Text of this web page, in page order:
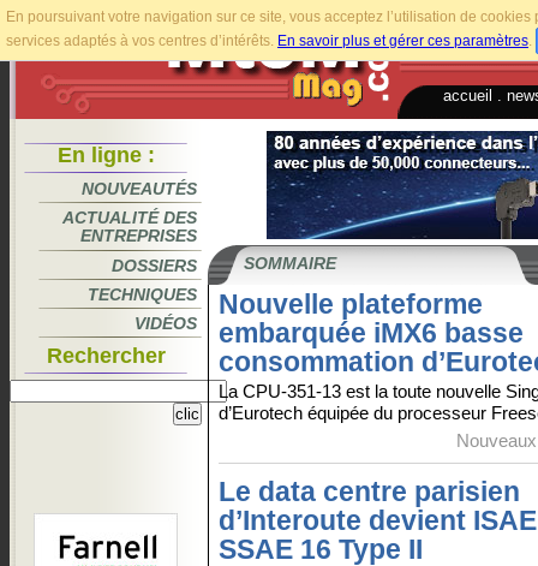
En poursuivant votre navigation sur ce site, vous acceptez l’utilisation de
services adaptés à vos centres d’intérêts. En savoir plus et gérer ces paramètres.
accueil
En ligne :
NOUVEAUTÉS
ACTUALITÉ DES
ENTREPRISES
DOSSIERS
TECHNIQUES
VIDÉOS
Rechercher
SOMMAIRE
Nouvelle plateforme
embarquée iMX6 basse
consommation
La CPU-351-13 est la toute nouvelle
d’Eurotech équipée du processeur
Le data centre parisien
d’Interoute devient
SSAE 16 Type II